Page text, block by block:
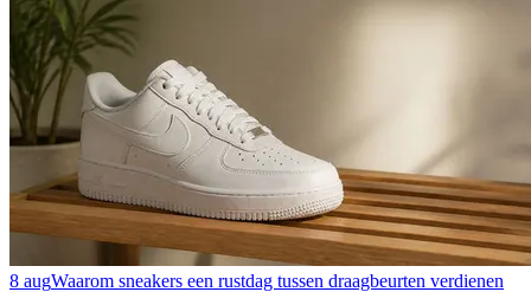
8 augWaarom sneakers een rustdag tussen draagbeurten verdienen